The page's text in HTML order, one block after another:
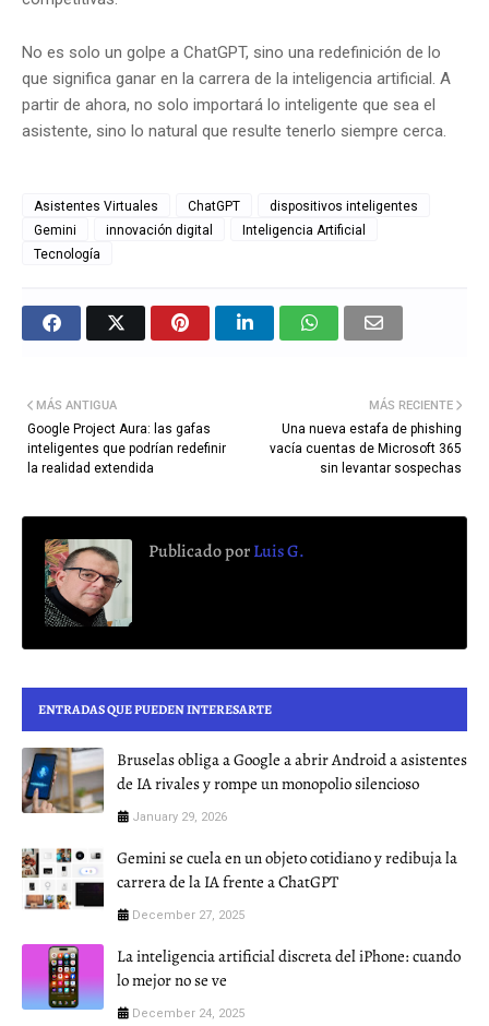
No es solo un golpe a ChatGPT, sino una redefinición de lo
que significa ganar en la carrera de la inteligencia artificial. A
partir de ahora, no solo importará lo inteligente que sea el
asistente, sino lo natural que resulte tenerlo siempre cerca.
Asistentes Virtuales ChatGPT
dispositivos inteligentes
Gemini
innovación digital
Inteligencia Artificial
Tecnología
MÁS RECIENTE
Una nueva estafa de phishing
vacía cuentas de Microsoft 365
sin levantar sospechas
MÁS ANTIGUA
Google Project Aura: las gafas
inteligentes que podrían redefinir
la realidad extendida
Publicado porLuis G.
ENTRADAS QUE PUEDEN INTERESARTE
Bruselas obliga a Google a abrir Android a asistentes
de IA rivales y rompe un monopolio silencioso
January 29, 2026
Gemini se cuela en un objeto cotidiano y redibuja la
carrera de la IA frente a ChatGPT
December 27, 2025
La inteligencia artificial discreta del iPhone: cuando
lo mejor no se ve
December 24, 2025